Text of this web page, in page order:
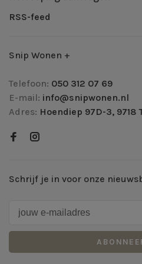
RSS-feed
Snip Wonen +
Telefoon: 050 312 07 69
E-mail: info@snipwonen.nl
Adres: Hoendiep 97D-3, 9718
Schrijf je in voor onze